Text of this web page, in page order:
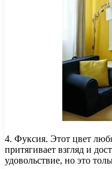
4. Фуксия. Этот цвет
притягивает взгляд и
удовольствие, но это